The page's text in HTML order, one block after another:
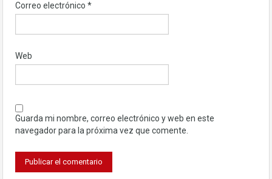
Correo electrónico *
Web
Guarda mi nombre, correo electrónico y web en este
navegador para la próxima vez que comente.